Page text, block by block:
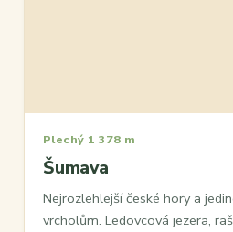
Plechý 1 378 m
Šumava
Nejrozlehlejší české hory a
vrcholům. Ledovcová jezera,